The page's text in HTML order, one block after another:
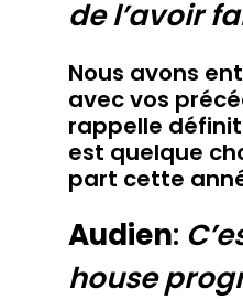
de l’avoir
Nous avons
avec vos
rappelle
est quelque
part cette
Audien:
house